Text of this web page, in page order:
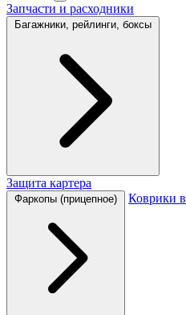
Запчасти и расходники
Багажники, рейлинги, боксы
Защита картера
Фаркопы (прицепное) Коврики в